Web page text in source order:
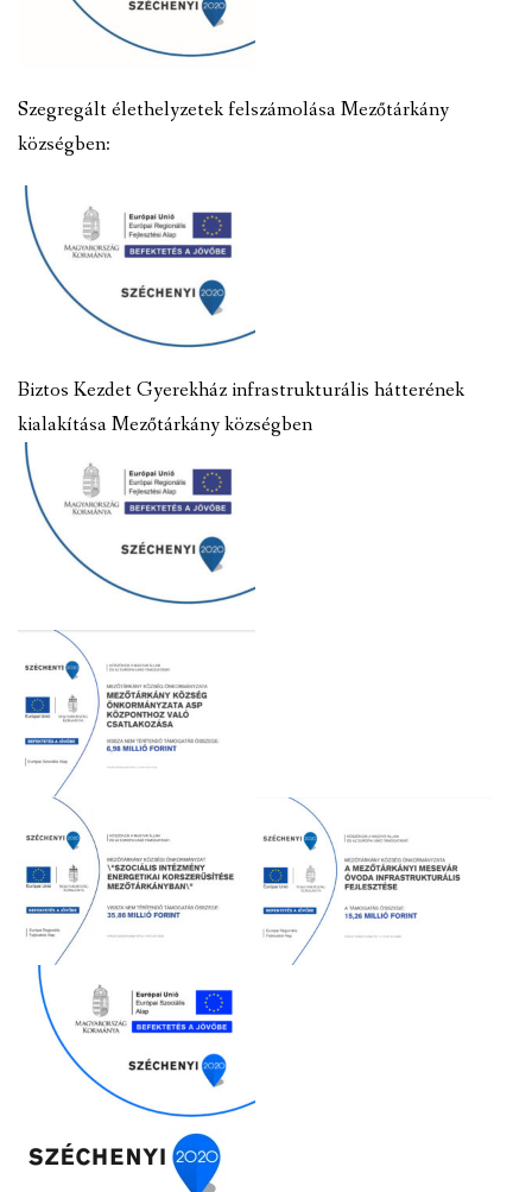
Szegregált élethelyzetek felszámolása Mezőtárkány
községben:
Biztos Kezdet Gyerekház infrastrukturális hátterének
kialakítása Mezőtárkány községben